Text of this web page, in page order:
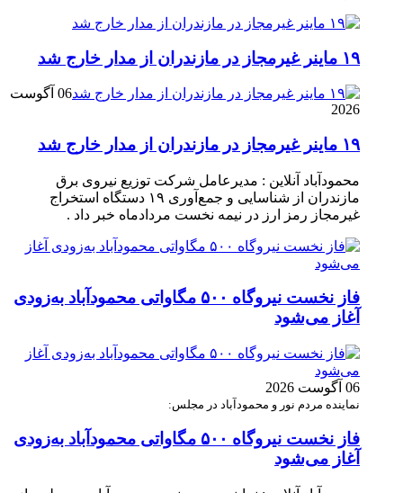
۱۹ ماینر غیرمجاز در مازندران از مدار خارج شد
06 آگوست
2026
۱۹ ماینر غیرمجاز در مازندران از مدار خارج شد
محمودآباد آنلاین : مدیرعامل شرکت توزیع نیروی برق
مازندران از شناسایی و جمع‌آوری ۱۹ دستگاه استخراج
غیرمجاز رمز ارز در نیمه نخست مردادماه خبر داد .
فاز نخست نیروگاه ۵۰۰ مگاواتی محمودآباد به‌زودی
آغاز می‌شود
06 آگوست 2026
نماینده مردم نور و محمودآباد در مجلس:
فاز نخست نیروگاه ۵۰۰ مگاواتی محمودآباد به‌زودی
آغاز می‌شود